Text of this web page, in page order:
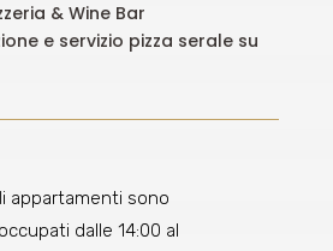
& Wine Bar
e servizio pizza serale su
appartamenti sono
dalle 14:00 al